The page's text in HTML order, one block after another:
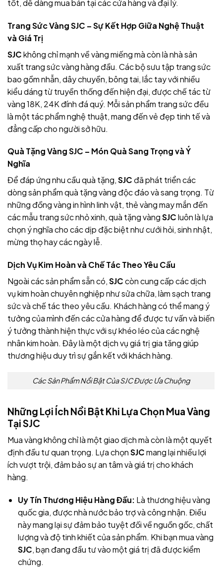
tốt, dễ dàng mua bán tại các cửa hàngvà đại lý.
Trang Sức Vàng SJC – Sự Kết Hợp Giữa Nghệ Thuật
và Giá Trị
SJCkhông chỉ mạnh về vàng miếng mà còn là nhà sản
xuất trang sức vàng hàng đầu. Các bộ sưu tập trang sức
bao gồm nhẫn, dây chuyền, bông tai, lắc tay với nhiều
kiểu dáng từ truyền thống đến hiện đại, được chế tác từ
vàng 18K, 24K đính đá quý. Mỗi sản phẩm trang sứcđều
là một tác phẩm nghệ thuật, mang đến vẻ đẹp tinh tế và
đẳng cấp cho người sở hữu.
Quà Tặng Vàng SJC – Món Quà Sang Trọng và Ý
Nghĩa
Để đáp ứng nhu cầu quà tặng,SJC đã phát triển các
dòng sản phẩm quà tặng vàng độc đáo và sang trọng. Từ
những đồng vàng in hình linh vật, thẻ vàng may mắn đến
các mẫu trang sức nhỏ xinh, quà tặng vàngSJCluôn là lựa
chọn ý nghĩa cho các dịp đặc biệt như cưới hỏi, sinh nhật,
mừng thọ hay các ngày lễ.
Dịch Vụ Kim Hoàn và Chế Tác Theo Yêu Cầu
Ngoài các sản phẩm sẵn có,SJCcòn cung cấp các dịch
vụ kim hoàn chuyên nghiệp như sửa chữa, làm sạch trang
sức và chế tác theo yêu cầu. Khách hàng có thể mang ý
tưởng của mình đến các cửa hàng để được tư vấn và biến
ý tưởng thành hiện thực với sự khéo léo của các nghệ
nhân kim hoàn. Đây là một dịch vụ giá trị gia tăng giúp
thương hiệuduy trì sự gắn kết với khách hàng.
Các Sản Phẩm Nổi Bật Của SJC Được Ưa Chuộng
Những Lợi Ích Nổi Bật Khi Lựa Chọn Mua Vàng
Tại SJC
Mua vàng không chỉ là một giao dịch mà còn là một quyết
định đầu tư quan trọng. Lựa chọnSJCmang lại nhiều lợi
ích vượt trội, đảm bảo sự an tâm và giá trị cho khách
hàng.
Uy Tín Thương Hiệu Hàng Đầu: Là thương hiệu vàng
quốc gia, được nhà nước bảo trợ và công nhận. Điều
này mang lại sự đảm bảo tuyệt đối về nguồn gốc, chất
lượng và độ tinh khiết của sản phẩm. Khi bạn mua vàng
SJC, bạn đang đầu tư vào một giá trị đã được kiểm
chứng.